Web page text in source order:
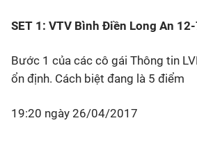
SET 1: VTV Bình Điền Long An
Bước 1 của các cô gái Thông tin
ổn định. Cách biệt đang là 5 điểm
19:20 ngày 26/04/2017